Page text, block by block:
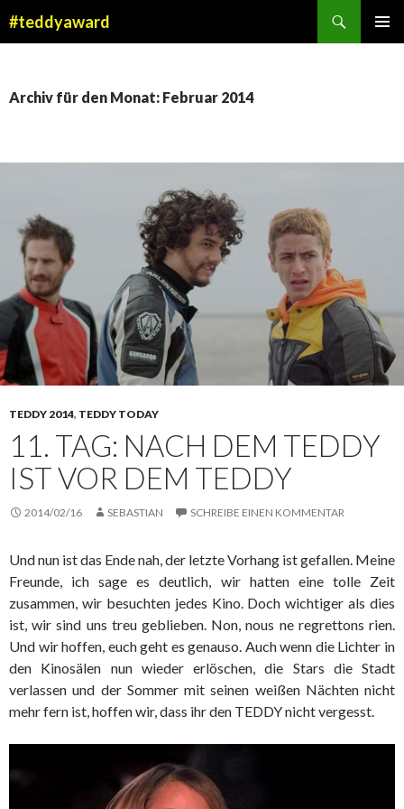
#teddyaward
Archiv für den Monat: Februar 2014
TEDDY 2014, TEDDY TODAY
11. TAG: NACH DEM TEDDY
IST VOR DEM TEDDY
2014/02/16 SEBASTIAN SCHREIBE EINEN KOMMENTAR
Und nun ist das Ende nah, der letzte Vorhang ist gefallen. Meine
Freunde, ich sage es deutlich, wir hatten eine tolle Zeit
zusammen, wir besuchten jedes Kino. Doch wichtiger als dies
ist, wir sind uns treu geblieben. Non, nous ne regrettons rien.
Und wir hoffen, euch geht es genauso. Auch wenn die Lichter in
den Kinosälen nun wieder erlöschen, die Stars die Stadt
verlassen und der Sommer mit seinen weißen Nächten nicht
mehr fern ist, hoffen wir, dass ihr den TEDDY nicht vergesst.